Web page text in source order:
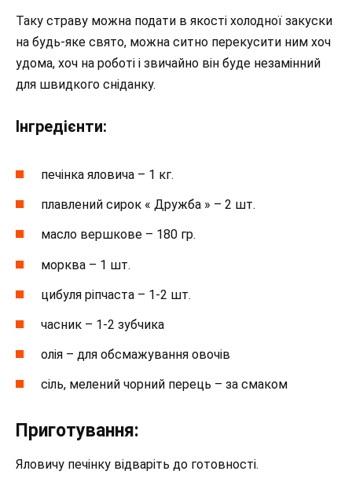
Таку страву можна подати в якості холодної закуски
на будь-яке свято, можна ситно перекусити ним хоч
удома, хоч на роботі і звичайно він буде незамінний
для швидкого сніданку.
Інгредієнти:
печінка яловича – 1 кг.
плавлений сирок « Дружба » – 2 шт.
масло вершкове – 180 гр.
морква – 1 шт.
цибуля ріпчаста – 1-2 шт.
часник – 1-2 зубчика
олія – для обсмажування овочів
сіль, мелений чорний перець – за смаком
Приготування:
Яловичу печінку відваріть до готовності.